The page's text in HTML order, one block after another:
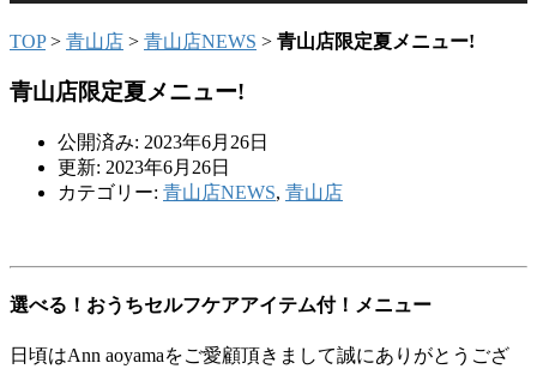
TOP> 青山店 > 青山店NEWS > 青山店限定夏メニュー!
青山店限定夏メニュー!
公開済み: 2023年6月26日
更新: 2023年6月26日
カテゴリー: 青山店NEWS, 青山店
選べる！おうちセルフケアアイテム付！メニュー
日頃はAnn aoyamaをご愛顧頂きまして誠にありがとうござ